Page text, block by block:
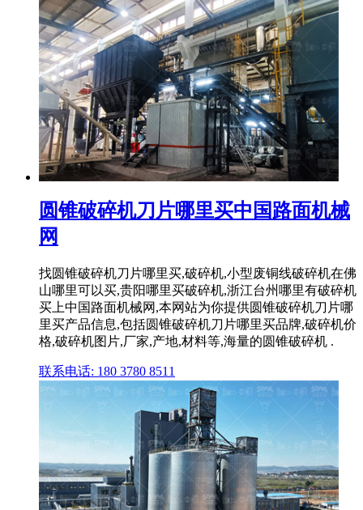
圆锥破碎机刀片哪里买中国路面机械
网
找圆锥破碎机刀片哪里买,破碎机,小型废铜线破碎机在佛
山哪里可以买,贵阳哪里买破碎机,浙江台州哪里有破碎机
买上中国路面机械网,本网站为你提供圆锥破碎机刀片哪
里买产品信息,包括圆锥破碎机刀片哪里买品牌,破碎机价
格,破碎机图片,厂家,产地,材料等,海量的圆锥破碎机 .
联系电话: 180 3780 8511